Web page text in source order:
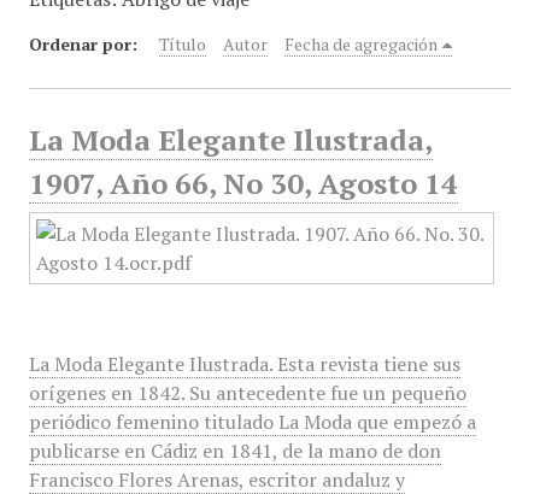
Ordenar por: Título Autor Fecha de agregación
La Moda Elegante Ilustrada,
1907, Año 66, No 30, Agosto 14
La Moda Elegante Ilustrada. Esta revista tiene sus
orígenes en 1842. Su antecedente fue un pequeño
periódico femenino titulado La Moda que empezó a
publicarse en Cádiz en 1841, de la mano de don
Francisco Flores Arenas, escritor andaluz y